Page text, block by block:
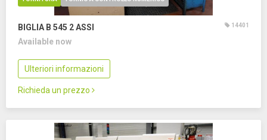
BIGLIA B 545 2 ASSI 14401
Available now
Ulteriori informazioni
Richieda un prezzo